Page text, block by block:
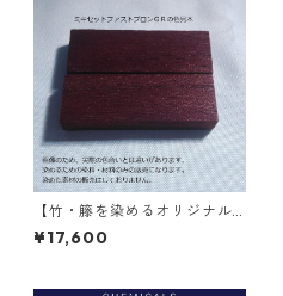
【竹・籐を染めるオリジナル
染料】｜1kg｜ミキセットファ
ストブロンＧＲ（こげ茶色）
¥17,600